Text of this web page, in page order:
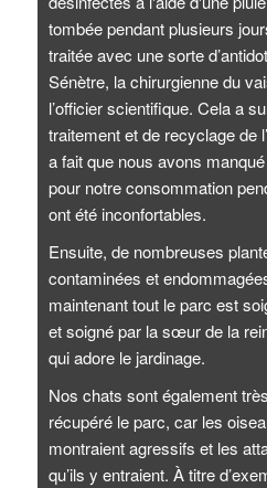
tombée pendant plusieurs
traitée avec une sorte
Sénètre, la chirurgienne du
l’officier scientifique. Cela a
traitement et de recyclage de
a fait que nous avons
pour notre consommation
ont été inconfortables.
Ensuite, de nombreuses
contaminées et
maintenant tout le parc est
et soigné par la sœur de la
qui adore le jardinage.
Nos chats sont également
récupéré le parc, car les
montraient agressifs et les
qu’ils y entraient. À titre